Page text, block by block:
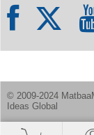
© 2009-2024
Ideas Global